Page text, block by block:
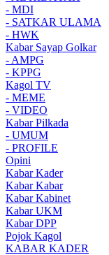
- MDI
- SATKAR ULAMA
- HWK
Kabar Sayap Golkar
- AMPG
- KPPG
Kagol TV
- MEME
- VIDEO
Kabar Pilkada
- UMUM
- PROFILE
Opini
Kabar Kader
Kabar Kabar
Kabar Kabinet
Kabar UKM
Kabar DPP
Pojok Kagol
KABAR KADER